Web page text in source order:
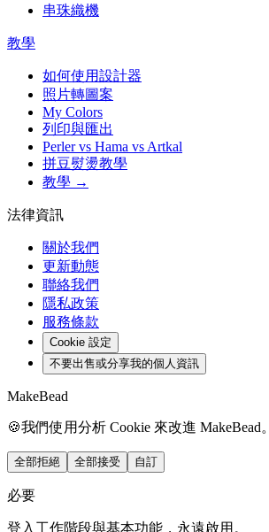
串珠織機
教學
如何使用設計器
照片轉圖案
My Colors
列印與匯出
Perler vs Hama vs Artkal
拼豆熨燙教學
教學 →
法律資訊
關於我們
更新動態
聯絡我們
隱私政策
服務條款
Cookie 設定
不要出售或分享我的個人資訊
MakeBead
🍪我們使用分析 Cookie 來改進 MakeBead。
全部拒絕 全部接受 自訂
必要
登入工作階段與基本功能，永遠啟用。